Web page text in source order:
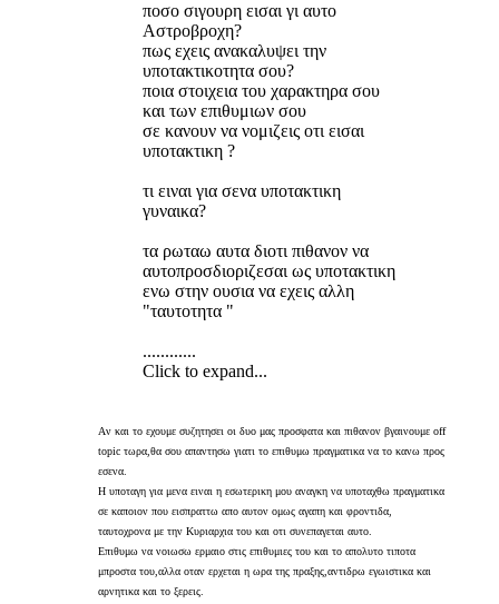
ποσο σιγουρη εισαι γι αυτο
Αστροβροχη?
πως εχεις ανακαλυψει την
υποτακτικοτητα σου?
ποια στοιχεια του χαρακτηρα σου
και των επιθυμιων σου
σε κανουν να νομιζεις οτι εισαι
υποτακτικη ?
τι ειναι για σενα υποτακτικη
γυναικα?
τα ρωταω αυτα διοτι πιθανον να
αυτοπροσδιοριζεσαι ως υποτακτικη
ενω στην ουσια να εχεις αλλη
"ταυτοτητα "
............
Click to expand...
Aν και το εχουμε συζητησει οι δυο μας προσφατα και πιθανον βγαινουμε off
topic τωρα,θα σου απαντησω γιατι το επιθυμω πραγματικα να το κανω προς
εσενα.
Η υποταγη για μενα ειναι η εσωτερικη μου αναγκη να υποταχθω πραγματικα
σε καποιον που εισπραττω απο αυτον ομως αγαπη και φροντιδα,
ταυτοχρονα με την Κυριαρχια του και οτι συνεπαγεται αυτο.
Επιθυμω να νοιωσω ερμαιο στις επιθυμιες του και το απολυτο τιποτα
μπροστα του,αλλα οταν ερχεται η ωρα της πραξης,αντιδρω εγωιστικα και
αρνητικα και το ξερεις.